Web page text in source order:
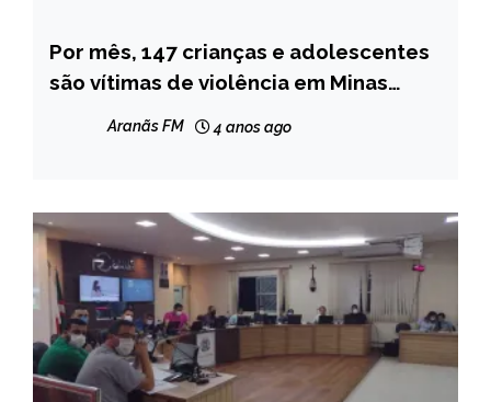
MINAS
GERAIS
NOTÍCIAS
Por mês, 147 crianças e adolescentes
são vítimas de violência em Minas
Aranãs FM 4 anos ago